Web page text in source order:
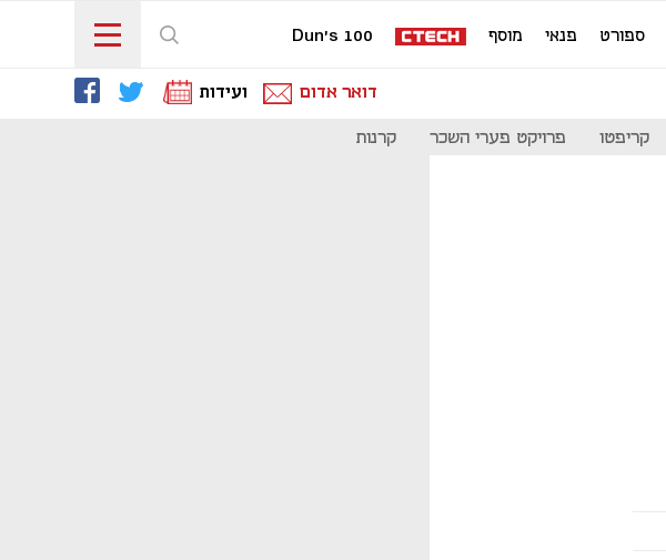
ספורט פנאי מוסף Dun's 100
דואר אדום ועידות
קריפטו פרויקט פערי השכר קרנות